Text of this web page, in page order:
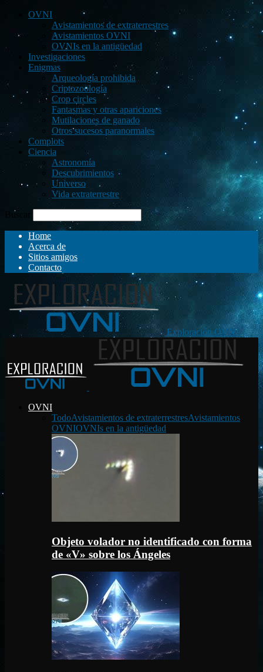
OVNI
Avistamientos de extraterrestres
Avistamientos OVNI
OVNIs en la antigüedad
Investigaciones
Enigmas
Arqueología prohibida
Criptozoología
Crop circles
Fantasmas y otras apariciones
Mutilaciones de ganado
Otros sucesos paranormales
Complots
Ciencia
Astronomía
Descubrimientos
Universo
Vida extraterrestre
Buscar
Home
Acerca de
Sitios amigos
Contacto
Exploración OVNI
OVNI
TodoAvistamientos de extraterrestresAvistamientos
OVNIOVNIs en la antigüedad
Objeto volador no identificado con forma
de «V» sobre los Ángeles